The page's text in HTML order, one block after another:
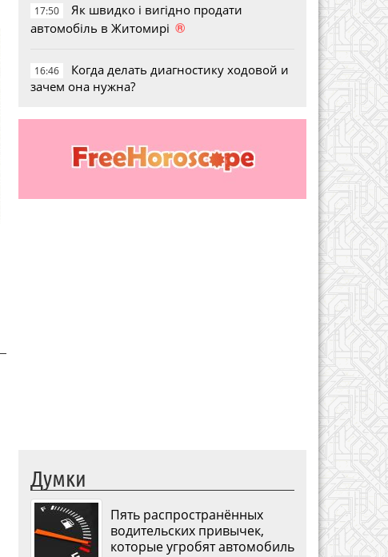
17:50
Як швидко і вигідно продати
автомобіль в Житомирі ®
16:46
Когда делать диагностику ходовой и
зачем она нужна?
Думки
Пять распространённых
водительских привычек,
которые угробят автомобиль